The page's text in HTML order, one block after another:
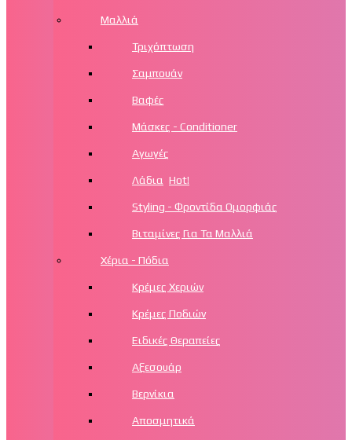
Μαλλιά
Τριχόπτωση
Σαμπουάν
Βαφές
Μάσκες - Conditioner
Αγωγές
Λάδια Hot!
Styling - Φροντίδα Ομορφιάς
Βιταμίνες Για Τα Μαλλιά
Χέρια - Πόδια
Κρέμες Χεριών
Κρέμες Ποδιών
Ειδικές Θεραπείες
Αξεσουάρ
Βερνίκια
Αποσμητικά